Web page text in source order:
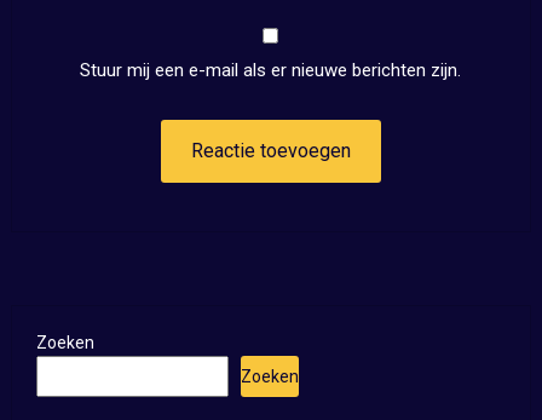
Stuur mij een e-mail als er nieuwe berichten zijn.
Zoeken
Zoeken